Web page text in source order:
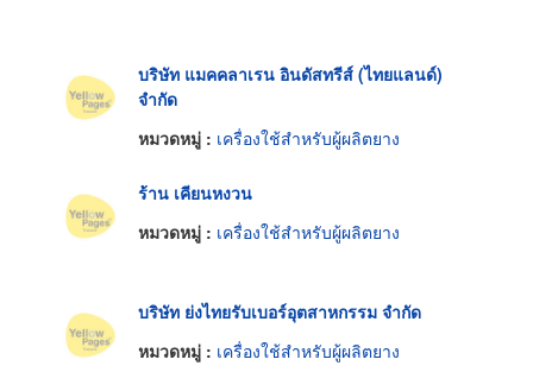
บริษัท แมคคลาเรน อินดัสทรีส์ (ไทยแลนด์)
จำกัด
หมวดหมู่ : เครื่องใช้สำหรับผู้ผลิตยาง
ร้าน เคียนหงวน
หมวดหมู่ : เครื่องใช้สำหรับผู้ผลิตยาง
บริษัท ย่งไทยรับเบอร์อุตสาหกรรม จำกัด
หมวดหมู่ : เครื่องใช้สำหรับผู้ผลิตยาง